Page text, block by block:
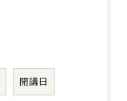
開講日